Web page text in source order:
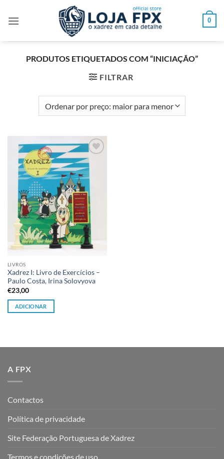
0
PRODUTOS ETIQUETADOS COM “INICIAÇÃO”
FILTRAR
Adicionar
à lista de
desejos
LIVROS
Xadrez I: Livro de Exercícios –
Paulo Costa, Irina Solovyova
€23,00
ADICIONAR
A FPX
Contactos
Política de privacidade
Site Federação Portuguesa de Xadrez
Termos e condições de uso